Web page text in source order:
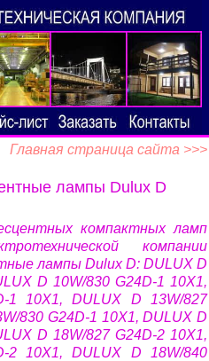
Главная страница сайта >>>
лампы Dulux D
компактных ламп
компании
лампы Dulux D: DULUX D
D 10W/830 G24D-1 10X1,
1 10X1, DULUX D 13W/827
830 G24D-1 10X1, DULUX D
D 18W/827 G24D-2 10X1,
2 10X1, DULUX D 18W/840